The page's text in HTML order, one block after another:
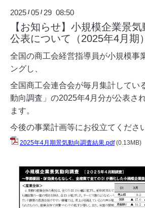
2025 /05 / 29 08:50
【お知らせ】小規模企業景
公表について（2025年4月期）
全国の商工会経営指導員が小規模事
ングし、
全国商工会連合会が毎月集計してい
動向調査」の2025年4月分が公表さ
ます。
今後の事業計画等にお役立てくださ
2025年4月期景気動向調査結果.pdf (0.13MB)